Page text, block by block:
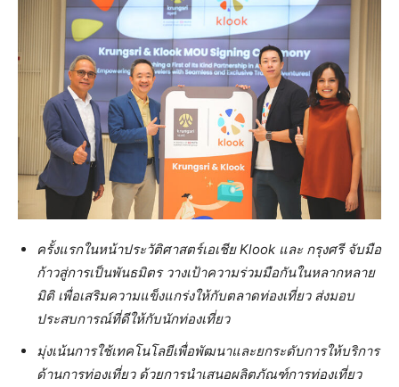
ครั้งแรกในหน้าประวัติศาสตร์เอเชียKlook และ กรุงศรี จับมือ
ก้าวสู่การเป็นพันธมิตร วางเป้าความร่วมมือกันในหลากหลาย
มิติ เพื่อเสริมความแข็งแกร่งให้กับตลาดท่องเที่ยว ส่งมอบ
ประสบการณ์ที่ดีให้กับนักท่องเที่ยว
มุ่งเน้นการใช้เทคโนโลยีเพื่อพัฒนาและยกระดับการให้บริการ
ด้านการท่องเที่ยว ด้วยการนำเสนอผลิตภัณฑ์การท่องเที่ยว